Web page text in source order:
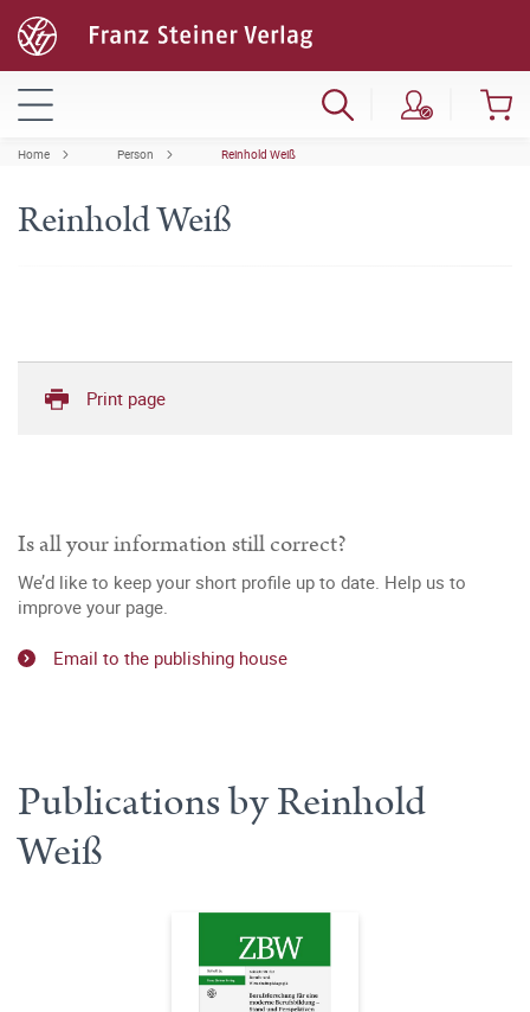
Home Person Reinhold Weiß
Reinhold Weiß
Print page
Is all your information still correct?
We’d like to keep your short profile up to date. Help us to
improve your page.
Email to the publishing house
Publications by Reinhold
Weiß